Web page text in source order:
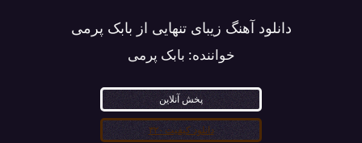
دانلود آهنگ زیبای تنهایی از بابک پرمی
خواننده: بابک پرمی
پخش آنلاین
دانلود کیفیت ۳۲۰